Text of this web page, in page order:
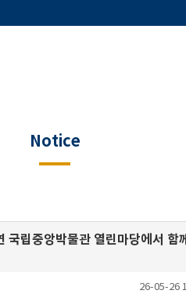
Notice
국립중앙박물관 열린마당에서 함
26-05-26